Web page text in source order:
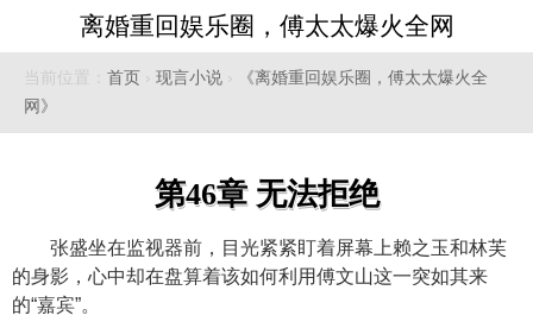
离婚重回娱乐圈，傅太太爆火全网
当前位置： 首页 › 现言小说 ›
《离婚重回娱乐圈，傅太太爆火全
网》
第46章 无法拒绝
张盛坐在监视器前，目光紧紧盯着屏幕上赖之玉和林芙
的身影，心中却在盘算着该如何利用傅文山这一突如其来
的“嘉宾”。